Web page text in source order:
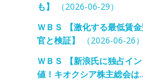
も】
（2026-06-29）
ＷＢＳ 【激化する最低賃
官と検証】
（2026-06-26）
ＷＢＳ 【新浪氏に独占イ
値！キオクシア株主総会は…